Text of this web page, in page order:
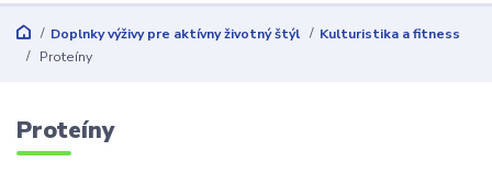
Doplnky výživy pre aktívny životný štýl
Kulturistika a fitness
Proteíny
Proteíny